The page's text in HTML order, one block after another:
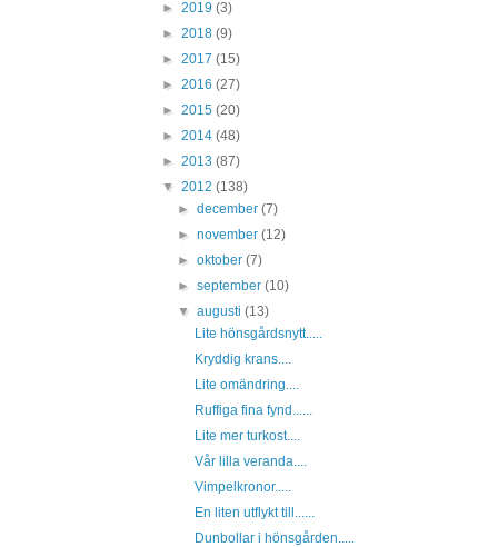
► 2019 (3)
► 2018 (9)
► 2017 (15)
► 2016 (27)
► 2015 (20)
► 2014 (48)
► 2013 (87)
▼ 2012 (138)
►december(7)
►november(12)
►oktober(7)
►september(10)
▼augusti(13)
Lite hönsgårdsnytt.....
Kryddig krans....
Lite omändring....
Ruffiga fina fynd......
Lite mer turkost....
Vår lilla veranda....
Vimpelkronor.....
En liten utflykt till......
Dunbollar i hönsgården.....